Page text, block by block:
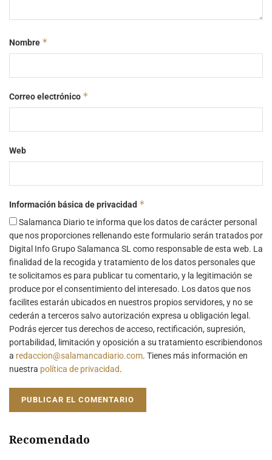
Nombre *
Correo electrónico *
Web
Información básica de privacidad *
Salamanca Diario te informa que los datos de carácter personal
que nos proporciones rellenando este formulario serán tratados por
Digital Info Grupo Salamanca SL como responsable de esta web. La
finalidad de la recogida y tratamiento de los datos personales que
te solicitamos es para publicar tu comentario, y la legitimación se
produce por el consentimiento del interesado. Los datos que nos
facilites estarán ubicados en nuestros propios servidores, y no se
cederán a terceros salvo autorización expresa u obligación legal.
Podrás ejercer tus derechos de acceso, rectificación, supresión,
portabilidad, limitación y oposición a su tratamiento escribiendonos
a redaccion@salamancadiario.com. Tienes más información en
nuestra política de privacidad.
Recomendado